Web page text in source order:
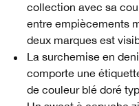
collection avec sa
entre empiècements
deux marques est
La surchemise en
comporte une
de couleur blé doré